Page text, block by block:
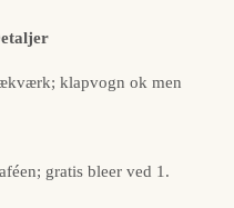
klapvogn ok men
gratis bleer ved 1.